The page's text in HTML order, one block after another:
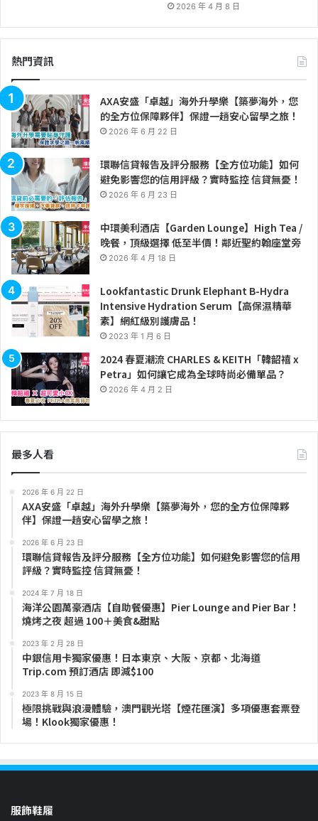
2026 年 4 月 8 日
熱門資訊
AXA安盛「卓越」海外升學樂【築夢海外，您
的全方位保障夥伴】保證一趟安心留學之旅！
2026 年 6 月 22 日
環聯信貸報告及評分服務【全方位功能】如何
避免影響您的信用評級？實時監控 信貸無憂！
2026 年 6 月 23 日
中環美利酒店【Garden Lounge】High Tea /
晚餐，頂級選擇 低至半價！鄰近聖約翰座堂旁
2026 年 4 月 18 日
Lookfantastic Drunk Elephant B-Hydra
Intensive Hydration Serum【高保濕精華
素】網紅級別護膚品！
2023 年 1 月 6 日
2024 春夏潮流 CHARLES & KEITH「韓韶禧 x
Petra」如何讓它成為全球時尚必備單品？
2026 年 4 月 2 日
最多人看
2026 年 6 月 22 日
AXA安盛「卓越」海外升學樂【築夢海外，您的全方位保障夥
伴】保證一趟安心留學之旅！
2026 年 6 月 23 日
環聯信貸報告及評分服務【全方位功能】如何避免影響您的信用
評級？實時監控 信貸無憂！
2024 年 7 月 18 日
海洋公園萬豪酒店【自助餐優惠】Pier Lounge and Pier Bar！
燒烤之夜 超過 100＋美食&甜點
2023 年 2 月 28 日
中銀信用卡獨家優惠！日本東京、大阪、京都、北海道
Trip.com 預訂酒店 即減$100
2023 年 8 月 15 日
極限挑戰與浪漫體驗，澳門觀光塔【煙花匯演】多項優惠套票登
場！Klook獨家優惠！
服飾鞋履